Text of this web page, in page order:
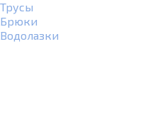
Трусы
Брюки
Водолазки